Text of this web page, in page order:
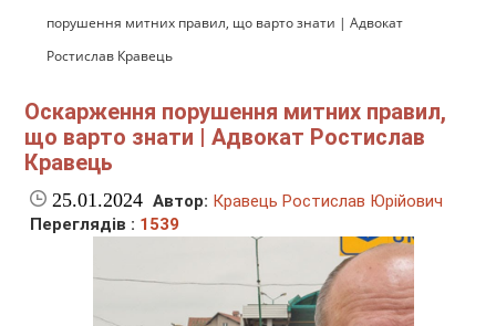
порушення митних правил, що варто знати | Адвокат
Ростислав Кравець
Оскарження порушення митних правил,
що варто знати | Адвокат Ростислав
Кравець
25.01.2024 Автор: Кравець Ростислав Юрійович
Переглядів : 1539